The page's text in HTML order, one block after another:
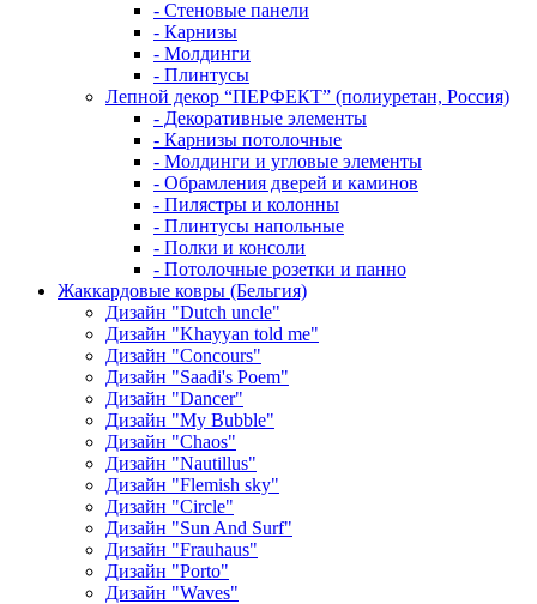
- Стеновые панели
- Карнизы
- Молдинги
- Плинтусы
Лепной декор “ПЕРФЕКТ” (полиуретан, Россия)
- Декоративные элементы
- Карнизы потолочные
- Молдинги и угловые элементы
- Обрамления дверей и каминов
- Пилястры и колонны
- Плинтусы напольные
- Полки и консоли
- Потолочные розетки и панно
Жаккардовые ковры (Бельгия)
Дизайн "Dutch uncle"
Дизайн "Khayyan told me"
Дизайн "Concours"
Дизайн "Saadi's Poem"
Дизайн "Dancer"
Дизайн "My Bubble"
Дизайн "Chaos"
Дизайн "Nautillus"
Дизайн "Flemish sky"
Дизайн "Circle"
Дизайн "Sun And Surf"
Дизайн "Frauhaus"
Дизайн "Porto"
Дизайн "Waves"